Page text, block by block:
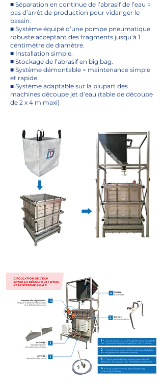
■ Séparation en continue de l’abrasif de l’eau =
pas d’arrêt de production pour vidanger le
bassin.
■ Système équipé d’une pompe pneumatique
robuste acceptant des fragments jusqu’à 1
centimètre de diamètre.
■ Installation simple.
■ Stockage de l’abrasif en big bag.
■ Système démontable = maintenance simple
et rapide.
■ Système adaptable sur la plupart des
machines découpe jet d’eau (table de découpe
de 2 x 4 m maxi)